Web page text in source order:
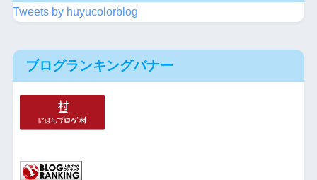
Tweets by huyucolorblog
ブログランキングバナー